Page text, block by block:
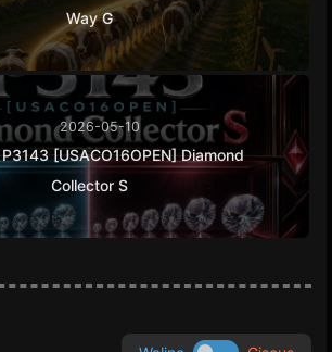
Way G
2026-05-10
[USACO16OPEN] Diamond
Collector S